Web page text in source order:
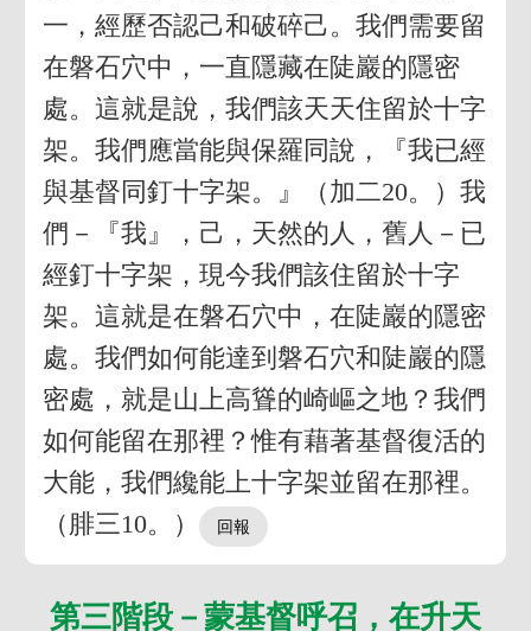
一，經歷否認己和破碎己。我們需要留
在磐石穴中，一直隱藏在陡巖的隱密
處。這就是說，我們該天天住留於十字
架。我們應當能與保羅同說，『我已經
與基督同釘十字架。』（加二20。）我
們－『我』，己，天然的人，舊人－已
經釘十字架，現今我們該住留於十字
架。這就是在磐石穴中，在陡巖的隱密
處。我們如何能達到磐石穴和陡巖的隱
密處，就是山上高聳的崎嶇之地？我們
如何能留在那裡？惟有藉著基督復活的
大能，我們纔能上十字架並留在那裡。
（腓三10。）
第三階段－蒙基督呼召，在升天